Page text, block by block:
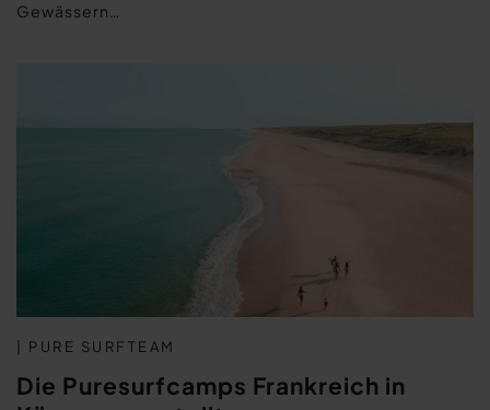
Gewässern…
| PURE SURFTEAM
Die Puresurfcamps Frankreich in